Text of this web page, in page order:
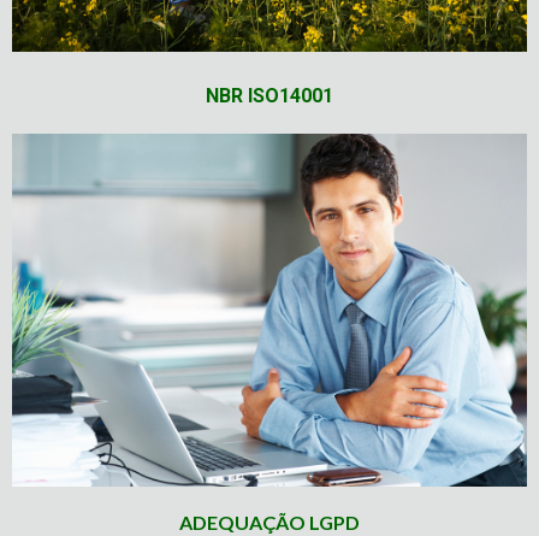
NBR ISO14001
ADEQUAÇÃO LGPD